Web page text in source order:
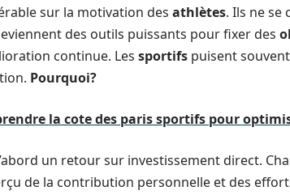
sur la motivation des athlètes. Ils ne se
des outils puissants pour fixer des
continue. Les sportifs puisent
Pourquoi?
la cote des paris sportifs pour
un retour sur investissement direct.
de la contribution personnelle et des